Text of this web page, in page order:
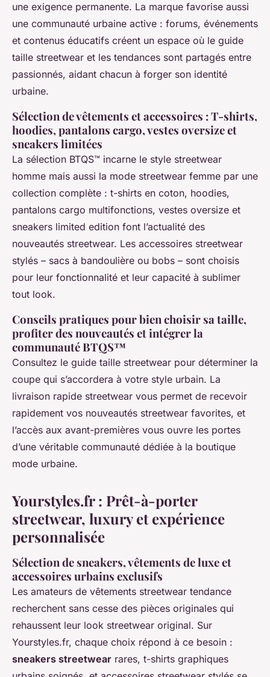
une exigence permanente. La marque favorise aussi
une communauté urbaine active : forums, événements
et contenus éducatifs créent un espace où le guide
taille streetwear et les tendances sont partagés entre
passionnés, aidant chacun à forger son identité
urbaine.
Sélection de vêtements et accessoires : T-shirts,
hoodies, pantalons cargo, vestes oversize et
sneakers limitées
La sélection BTQS™ incarne le style streetwear
homme mais aussi la mode streetwear femme par une
collection complète : t-shirts en coton, hoodies,
pantalons cargo multifonctions, vestes oversize et
sneakers limited edition font l’actualité des
nouveautés streetwear. Les accessoires streetwear
stylés – sacs à bandoulière ou bobs – sont choisis
pour leur fonctionnalité et leur capacité à sublimer
tout look.
Conseils pratiques pour bien choisir sa taille,
profiter des nouveautés et intégrer la
communauté BTQS™
Consultez le guide taille streetwear pour déterminer la
coupe qui s’accordera à votre style urbain. La
livraison rapide streetwear vous permet de recevoir
rapidement vos nouveautés streetwear favorites, et
l’accès aux avant-premières vous ouvre les portes
d’une véritable communauté dédiée à la boutique
mode urbaine.
Yourstyles.fr : Prêt-à-porter
streetwear, luxury et expérience
personnalisée
Sélection de sneakers, vêtements de luxe et
accessoires urbains exclusifs
Les amateurs de vêtements streetwear tendance
recherchent sans cesse des pièces originales qui
rehaussent leur look streetwear original. Sur
Yourstyles.fr, chaque choix répond à ce besoin :
sneakers streetwear rares, t-shirts graphiques